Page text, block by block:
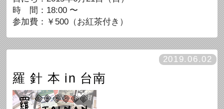
時 間：18:00 〜
参加費：￥500（お紅茶付き）
2019.06.02
羅 針 本 in 台南